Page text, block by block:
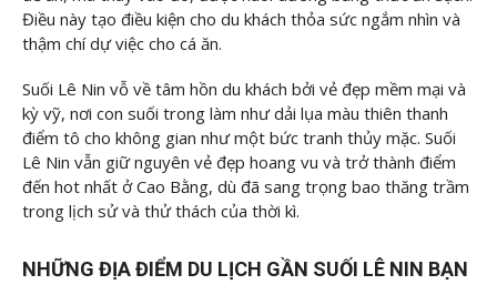
Điều này tạo điều kiện cho du khách thỏa sức ngắm nhìn và
thậm chí dự việc cho cá ăn.
Suối Lê Nin vỗ về tâm hồn du khách bởi vẻ đẹp mềm mại và
kỳ vỹ, nơi con suối trong làm như dải lụa màu thiên thanh
điểm tô cho không gian như một bức tranh thủy mặc. Suối
Lê Nin vẫn giữ nguyên vẻ đẹp hoang vu và trở thành điểm
đến hot nhất ở Cao Bằng, dù đã sang trọng bao thăng trầm
trong lịch sử và thử thách của thời kì.
NHỮNG ĐỊA ĐIỂM DU LỊCH GẦN SUỐI LÊ NIN BẠN